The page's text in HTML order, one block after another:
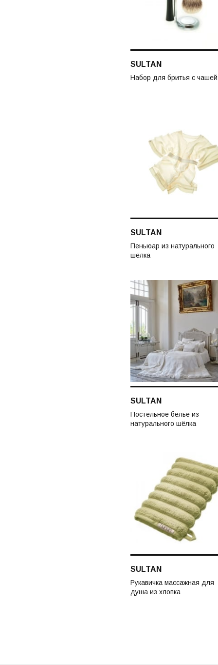
SULTAN
Набор для бритья с чашей
SULTAN
Пеньюар из натурального
шёлка
SULTAN
Постельное белье из
натурального шёлка
SULTAN
Рукавичка массажная для
душа из хлопка